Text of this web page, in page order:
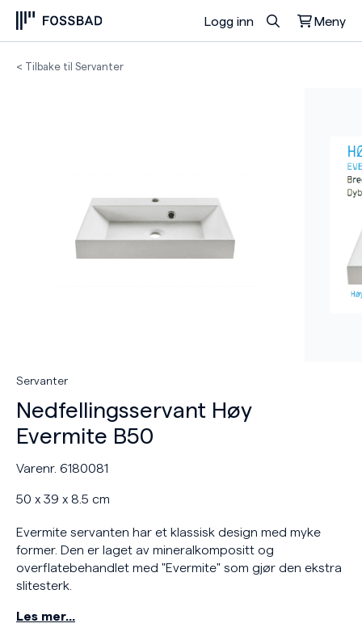
Logg inn Meny
Du har ingen produkter i handlekurven.
< Tilbake til Servanter
Servanter
Nedfellingsservant Høy
Evermite B50
Varenr. 6180081
50 x 39 x 8.5 cm
Evermite servanten har et klassisk design med myke
former. Den er laget av mineralkompositt og
overflatebehandlet med "Evermite" som gjør den ekstra
slitesterk.
Les mer…